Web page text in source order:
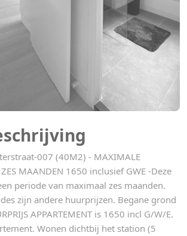
007 (40M2) - MAXIMALE
ZES MAANDEN 1650 inclusief GWE -Deze
periode van maximaal zes maanden.
zijn andere huurprijzen. Begane grond
APPARTEMENT is 1650 incl G/W/E.
Wonen dichtbij het station (5